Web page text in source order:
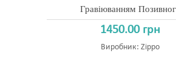
Гравіюванням
1450.00 грн
Виробник:Zippo